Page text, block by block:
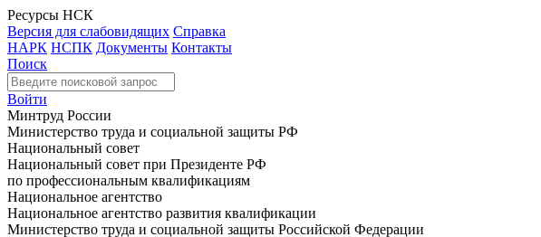
Ресурсы НСК
Версия для слабовидящих Справка
НАРК НСПК Документы Контакты
Поиск
Войти
Минтруд России
Министерство труда и социальной защиты РФ
Национальный совет
Национальный совет при Президенте РФ
по профессиональным квалификациям
Национальное агентство
Национальное агентство развития квалификации
Министерство труда и социальной защиты Российской Федерации